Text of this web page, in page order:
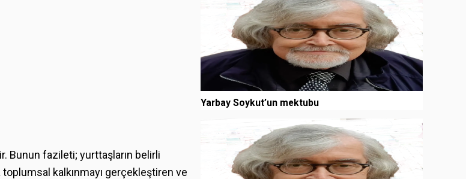
Bunun fazileti; yurttaşların belirli
kalkınmayı gerçekleştiren ve
Yarbay Soykut’un mektubu